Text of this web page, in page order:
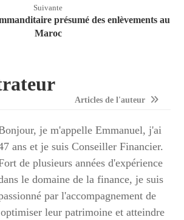
Suivante
présumé des enlèvements au
Maroc
Articles de l'auteur
je m'appelle Emmanuel, j'ai
ans et je suis Conseiller Financier.
de plusieurs années d'expérience
le domaine de la finance, je suis
par l'accompagnement de
leur patrimoine et atteindre